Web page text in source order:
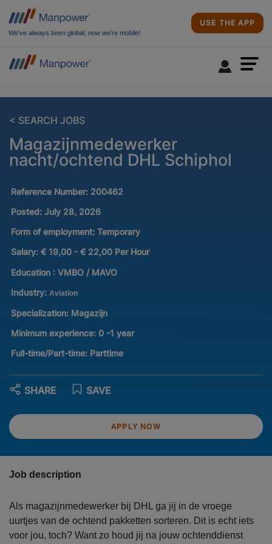
We’ve always been global, now we’re mobile!
USE THE APP
< SEARCH JOBS
Magazijnmedewerker
nacht/ochtend DHL Schiphol
Reference Number: 200462
Posted: July 28, 2026
Form of employment: Temporary
Salary: € 19,00 - € 22,00 Per Hour
Education : VMBO / MAVO
Industry: Aviation
Specialization: Magazijn
Minimum experience: 0 -1 year
Full-time/Part-time: Parttime
APPLY NOW
SAVE
SHARE
Job description
Als magazijnmedewerker bij DHL ga jij in de vroege
uurtjes van de ochtend pakketten sorteren. Dit is echt iets
voor jou, toch? Want zo houd jij na jouw ochtenddienst